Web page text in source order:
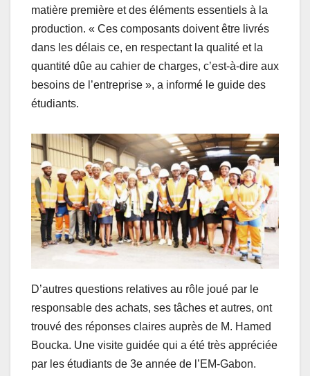
matière première et des éléments essentiels à la
production. « Ces composants doivent être livrés
dans les délais ce, en respectant la qualité et la
quantité dûe au cahier de charges, c’est-à-dire aux
besoins de l’entreprise », a informé le guide des
étudiants.
D’autres questions relatives au rôle joué par le
responsable des achats, ses tâches et autres, ont
trouvé des réponses claires auprès de M. Hamed
Boucka. Une visite guidée qui a été très appréciée
par les étudiants de 3e année de l’EM-Gabon.